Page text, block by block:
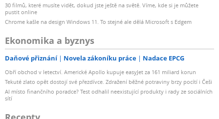
30 filmů, které musíte vidět, dokud jste ještě na světě. Víme, kde si je můžete
pustit online
Chrome kašle na design Windows 11. To stejné ale dělá Microsoft s Edgem
Ekonomika a byznys
Daňové přiznání Novela zákoníku práce Nadace EPCG
Obří obchod v letectví. Americké Apollo kupuje easyJet za 161 miliard korun
Tekuté zlato opět dostojí své přezdívce. Zdražení běžné potraviny brzy pocítí i Češi
AI místo finančního poradce? Test odhalil neexistující produkty i rady ze sociálních
sítí